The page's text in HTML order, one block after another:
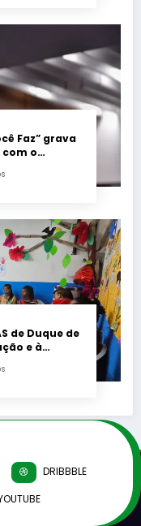
Faz” grava
o
de Duque de
e à
DRIBBBLE